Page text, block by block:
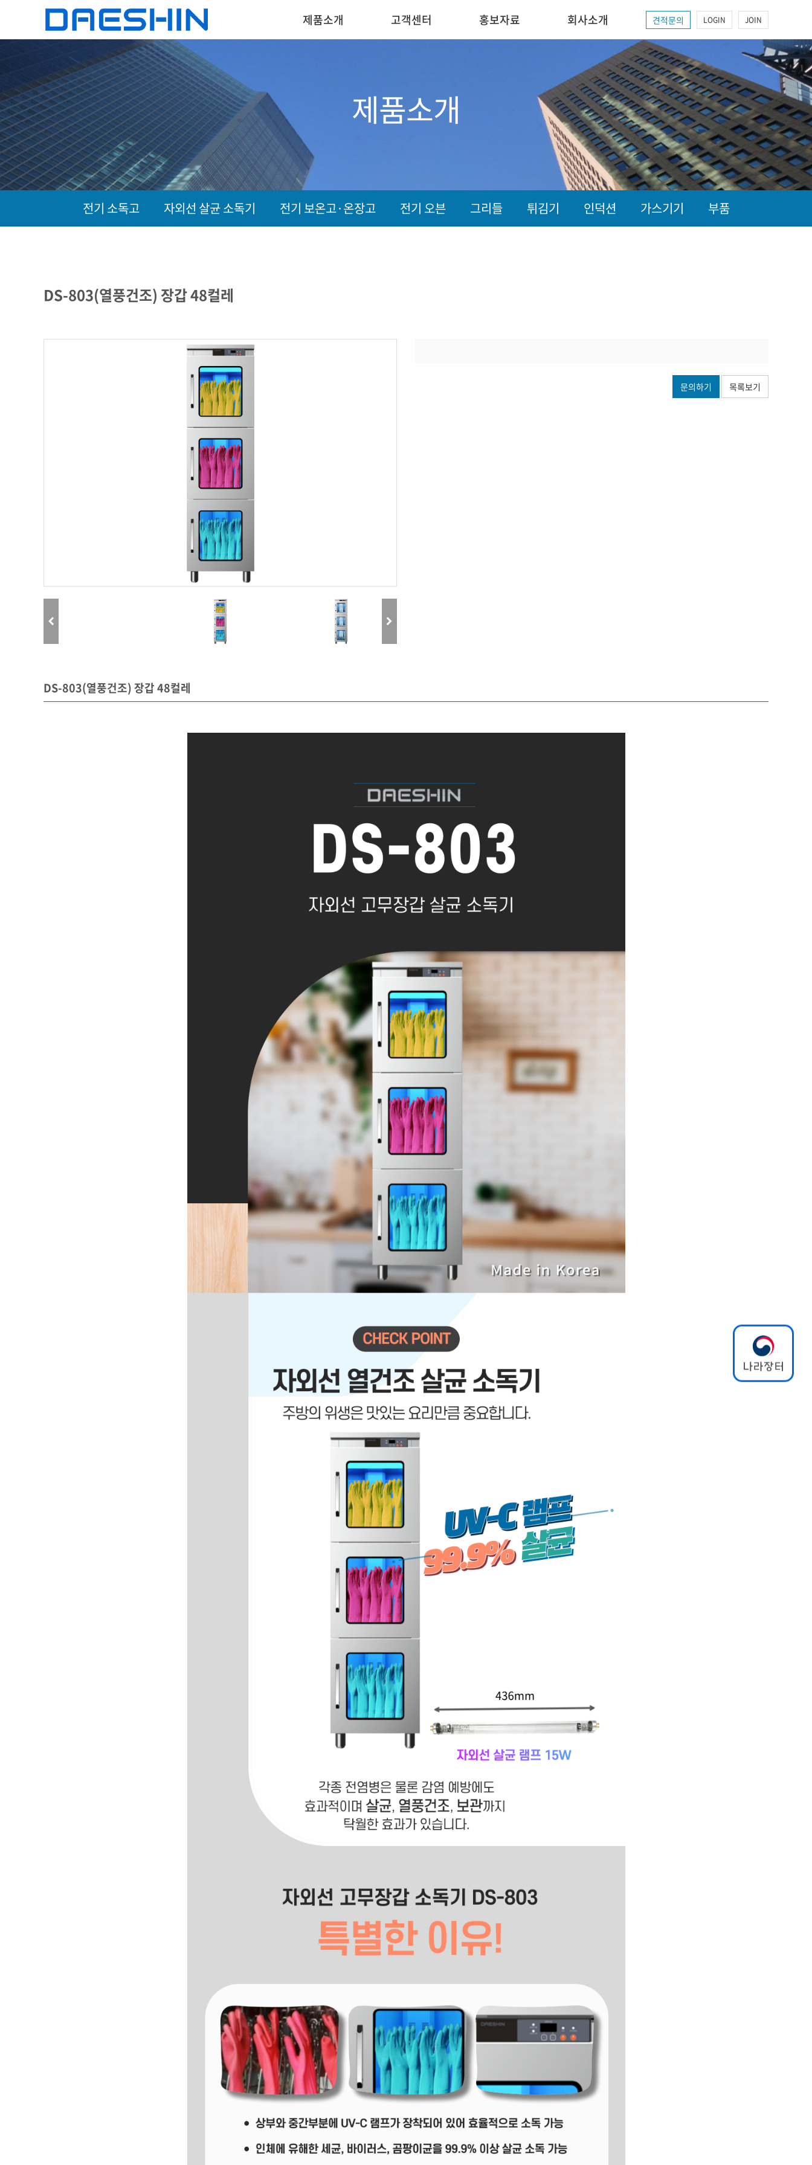
견적문의 LOGIN JOIN
제품소개 고객센터 홍보자료 회사소개
제품소개
전기 소독고 자외선 살균 소독기 전기 보온고·온장고 전기 오븐 그리들 튀김기 인덕션 가스기기 부품
DS-803(열풍건조) 장갑 48컬레
문의하기 목록보기
DS-803(열풍건조) 장갑 48컬레